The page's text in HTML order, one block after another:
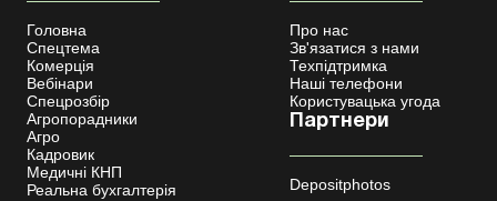
Головна
Спецтема
Комерція
Вебінари
Спецрозбір
Агропорадники
Агро
Кадровик
Медичні КНП
Реальна бухгалтерія
Про нас
Зв'язатися з нами
Техпідтримка
Наші телефони
Користувацька угода
Партнери
Depositphotos